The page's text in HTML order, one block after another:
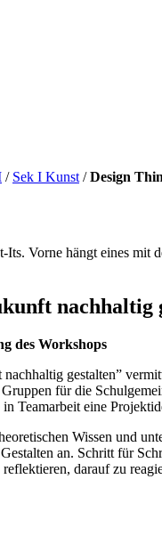
/ Sek I Kunst /Design
nachhaltig
des Workshops
gestalten”
für die
Teamarbeit eine
Wissen und
an. Schritt für
darauf zu